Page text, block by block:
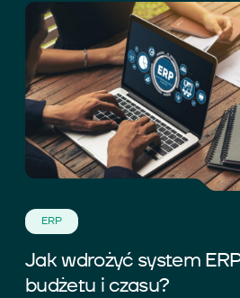
ERP
Jak wdrożyć system
budżetu i czasu?